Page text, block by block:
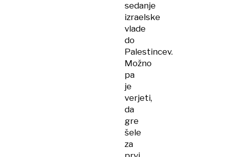
sedanje
izraelske
vlade
do
Palestincev.
Možno
pa
je
verjeti,
da
gre
šele
za